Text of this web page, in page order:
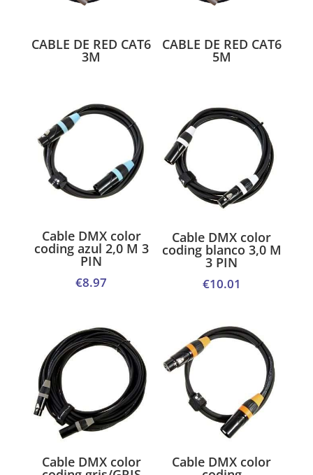
CABLE DE RED CAT6
3M
CABLE DE RED CAT6
5M
Cable DMX color
coding azul 2,0 M 3
PIN
€8.97
Cable DMX color
coding blanco 3,0 M
3 PIN
€10.01
Cable DMX color Cable DMX color